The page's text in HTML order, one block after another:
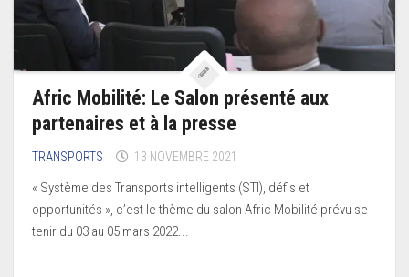
Afric Mobilité: Le Salon présenté aux
partenaires et à la presse
TRANSPORTS 13 NOVEMBRE 2021
« Système des Transports intelligents (STI), défis et
opportunités », c’est le thème du salon Afric Mobilité prévu se
tenir du 03 au 05 mars 2022...